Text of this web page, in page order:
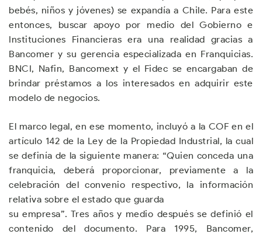
bebés, niños yjóvenes) se expandía a Chile. Para este
entonces, buscar apoyo por medio del Gobierno e
Instituciones Financieras era una realidad gracias a
Bancomer y su gerencia especializada en Franquicias.
BNCI, Nafin, Bancomext y el Fidec se encargaban de
brindar préstamos a los interesados en adquirir este
modelo de negocios.
El marco legal, en ese momento, incluyó a la COF en el
artículo 142 de la Ley de la Propiedad Industrial, la cual
se definía de la siguiente manera: “Quien conceda una
franquicia, deberá proporcionar, previamente a la
celebración del convenio respectivo, la información
relativa sobre el estado que guarda
su empresa”. Tres años y medio después se definió el
contenido del documento. Para 1995, Bancomer,